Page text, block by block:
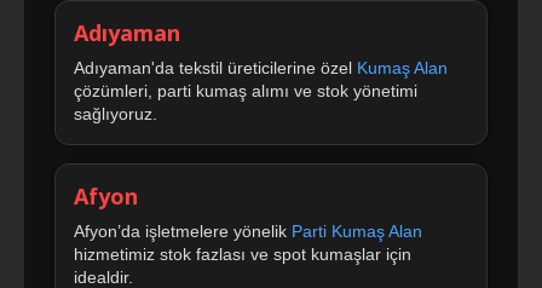
Adıyaman
Adıyaman'da tekstil üreticilerine özel Kumaş Alan
çözümleri, parti kumaş alımı ve stok yönetimi
sağlıyoruz.
Afyon
Afyon’da işletmelere yönelik Parti Kumaş Alan
hizmetimiz stok fazlası ve spot kumaşlar için
idealdir.